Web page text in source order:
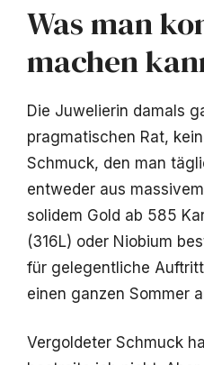
Was man
machen
Die Juwelierin damals
pragmatischen Rat,
Schmuck, den man
entweder aus
solidem Gold ab 585
(316L) oder Niobium
für gelegentliche
einen ganzen Sommer
Vergoldeter Schmuck